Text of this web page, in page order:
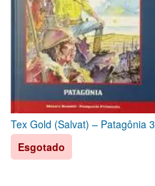
Tex Gold (Salvat) – Patagônia 3
Esgotado